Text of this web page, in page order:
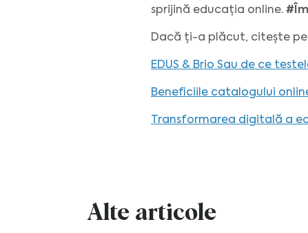
sprijină educația online.
Dacă ți-a plăcut, citește pe
EDUS & Brio Sau de ce
Beneficiile catalogului
Transformarea digitală a
Alte articole